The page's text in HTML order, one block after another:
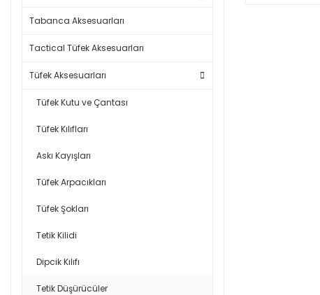
Tabanca Aksesuarları
Tactical Tüfek Aksesuarları
Tüfek Aksesuarları
Tüfek Kutu ve Çantası
Tüfek Kılıfları
Askı Kayışları
Tüfek Arpacıkları
Tüfek Şokları
Tetik Kilidi
Dipcik Kılıfı
Tetik Düşürücüler